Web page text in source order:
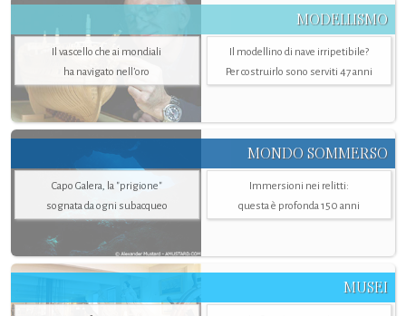
MODELLISMO
Il vascello che ai mondiali
ha navigato nell’oro
Il modellino di nave irripetibile?
Per costruirlo sono serviti 47 anni
MONDO SOMMERSO
Capo Galera, la "prigione"
sognata da ogni subacqueo
Immersioni nei relitti:
questa è profonda 150 anni
MUSEI